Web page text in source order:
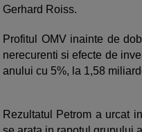
Gerhard Roiss.
Profitul OMV inainte de
nerecurenti si efecte de
anului cu 5%, la 1,58
Rezultatul Petrom a urcat